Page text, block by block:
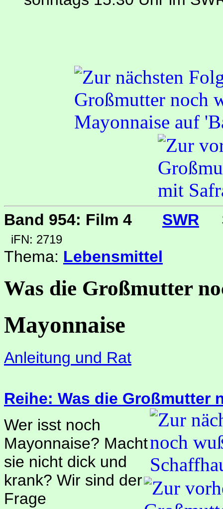
Band 954: Film 4 SWR
iFN: 2719
Thema: Lebensmittel
Was die Großmutter
Mayonnaise
Anleitung und Rat
Reihe: Was die Großmutter
Wer isst noch
Mayonnaise? Macht
sie nicht dick und
krank? Wir sind der
Frage